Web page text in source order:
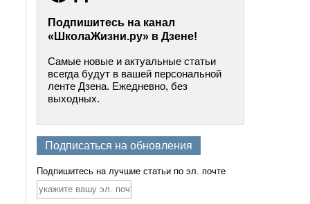
Подпишитесь на канал
«ШколаЖизни.ру» в Дзене!
Самые новые и актуальные статьи
всегда будут в вашей персональной
ленте Дзена. Ежедневно, без
выходных.
Подписаться на обновления
Подпишитесь на лучшие статьи по эл. почте